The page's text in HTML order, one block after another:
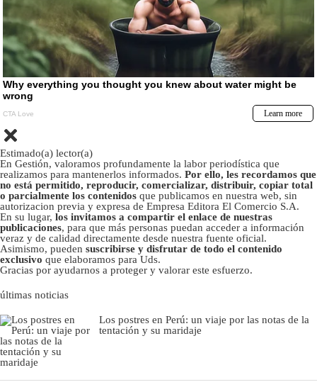
Estimado(a) lector(a)
En Gestión, valoramos profundamente la labor periodística que
realizamos para mantenerlos informados. Por ello, les recordamos que
no está permitido, reproducir, comercializar, distribuir, copiar total
o parcialmente los contenidos que publicamos en nuestra web, sin
autorizacion previa y expresa de Empresa Editora El Comercio S.A.
En su lugar, los invitamos a compartir el enlace de nuestras
publicaciones, para que más personas puedan acceder a información
veraz y de calidad directamente desde nuestra fuente oficial.
Asimismo, pueden suscribirse y disfrutar de todo el contenido
exclusivo que elaboramos para Uds.
Gracias por ayudarnos a proteger y valorar este esfuerzo.
últimas noticias
Los postres en Perú: un viaje por las notas de la
tentación y su maridaje